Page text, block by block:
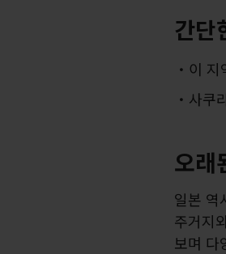
간단
이 지
사쿠
오래
일본 역
주거지
보며 다